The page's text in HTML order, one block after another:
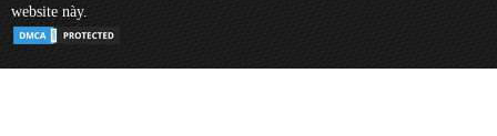
website này.